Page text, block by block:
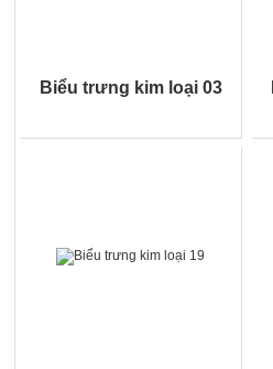
Biểu trưng kim loại 03